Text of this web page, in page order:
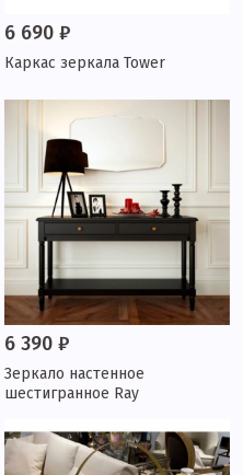
6 690 ₽
Каркас зеркала Tower
6 390 ₽
Зеркало настенное
шестигранное Ray